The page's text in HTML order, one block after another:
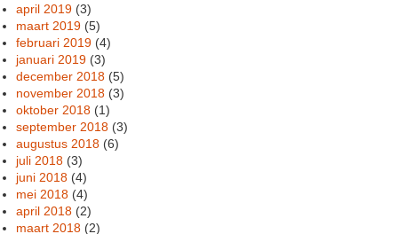
april 2019 (3)
maart 2019 (5)
februari 2019 (4)
januari 2019 (3)
december 2018 (5)
november 2018 (3)
oktober 2018 (1)
september 2018 (3)
augustus 2018 (6)
juli 2018 (3)
juni 2018 (4)
mei 2018 (4)
april 2018 (2)
maart 2018 (2)